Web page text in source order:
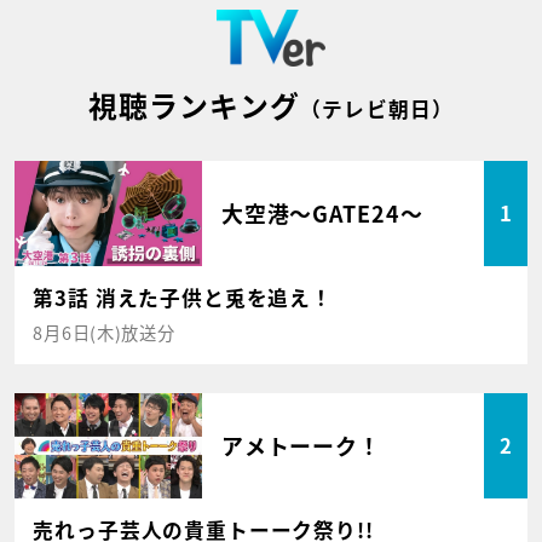
視聴ランキング （テレビ朝日）
大空港～GATE24～ 1
第3話 消えた子供と兎を追え！
8月6日(木)放送分
アメトーーク！ 2
売れっ子芸人の貴重トーーク祭り!!